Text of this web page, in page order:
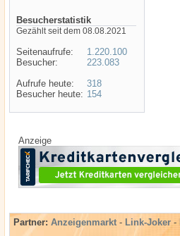
Besucherstatistik
Gezählt seit dem 08.08.2021
Seitenaufrufe:
Besucher:
Aufrufe heute:
Besucher heute:
1.220.100
223.083
318
154
Anzeige
Partner: Anzeigenmarkt - Link-Joker -